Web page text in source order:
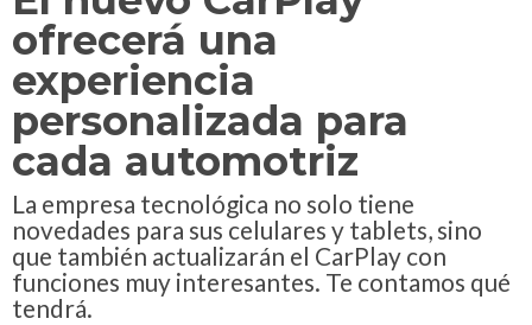
ofrecerá una
experiencia
personalizada para
cada automotriz
La empresa tecnológica no solo tiene
novedades para sus celulares y tablets, sino
que también actualizarán el CarPlay con
funciones muy interesantes. Te contamos qué
tendrá.